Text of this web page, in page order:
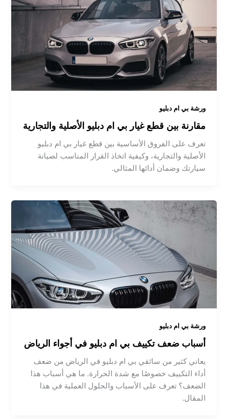
ورشة بي ام دبليو
مقارنة بين قطع غيار بي ام دبليو الأصلية والتجارية
تعرف على الفروق الأساسية بين قطع غيار بي ام دبليو
الأصلية والتجارية، وكيفية اتخاذ القرار المناسب لصيانة
سيارتك وضمان أدائها المثالي.
ورشة بي ام دبليو
أسباب ضعف تكييف بي ام دبليو في أجواء الرياض
يعاني كثير من سائقي بي ام دبليو في الرياض من ضعف
أداء التكييف خصوصًا مع شدة الحرارة. ما هي أسباب هذا
الضعف؟ تعرف على الأسباب والحلول العملية في هذا
المقال.